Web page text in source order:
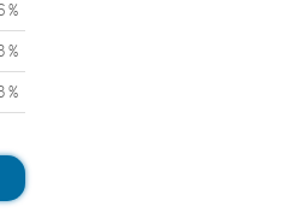
%
%
%